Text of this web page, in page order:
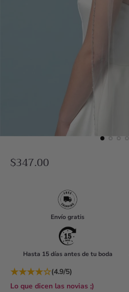
R
r
i
$347.00
Envío gratis
Hasta 15 días antes de tu boda
★★★★☆(4.9/5)
Lo que dicen las novias ;)